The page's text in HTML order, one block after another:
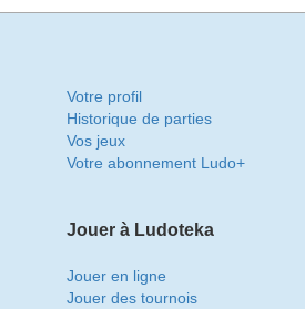
Votre profil
Historique de parties
Vos jeux
Votre abonnement Ludo+
Jouer à Ludoteka
Jouer en ligne
Jouer des tournois